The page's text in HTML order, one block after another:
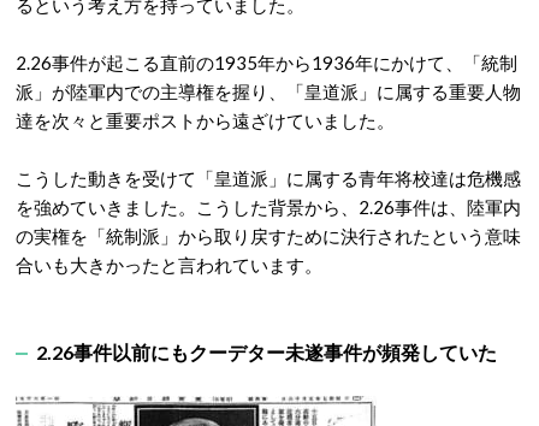
るという考え方を持っていました。
2.26事件が起こる直前の1935年から1936年にかけて、「統制
派」が陸軍内での主導権を握り、「皇道派」に属する重要人物
達を次々と重要ポストから遠ざけていました。
こうした動きを受けて「皇道派」に属する青年将校達は危機感
を強めていきました。こうした背景から、2.26事件は、陸軍内
の実権を「統制派」から取り戻すために決行されたという意味
合いも大きかったと言われています。
2.26事件以前にもクーデター未遂事件が頻発していた